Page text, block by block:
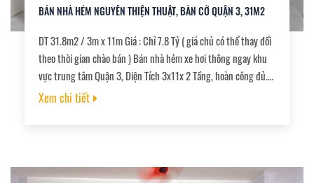
BÁN NHÀ HẺM NGUYỄN THIỆN THUẬT, BÀN CỜ QUẬN 3, 31M2
DT 31.8m2 / 3m x 11m Giá : Chỉ 7.8 Tỷ ( giá chủ có thể thay đổi
theo thời gian chào bán ) Bán nhà hẻm xe hơi thông ngay khu
vực trung tâm Quận 3, Diện Tích 3x11x 2 Tầng, hoàn công đủ.
Hiện trạng nhà cũ, chủ xác định bán đất tặng nhà. Nhà nằm
Xem chi tiết